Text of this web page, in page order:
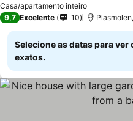
Casa/apartamento inteiro
Ver preços
9,7 Excelente 10
Selecione as datas para ver
exatos.